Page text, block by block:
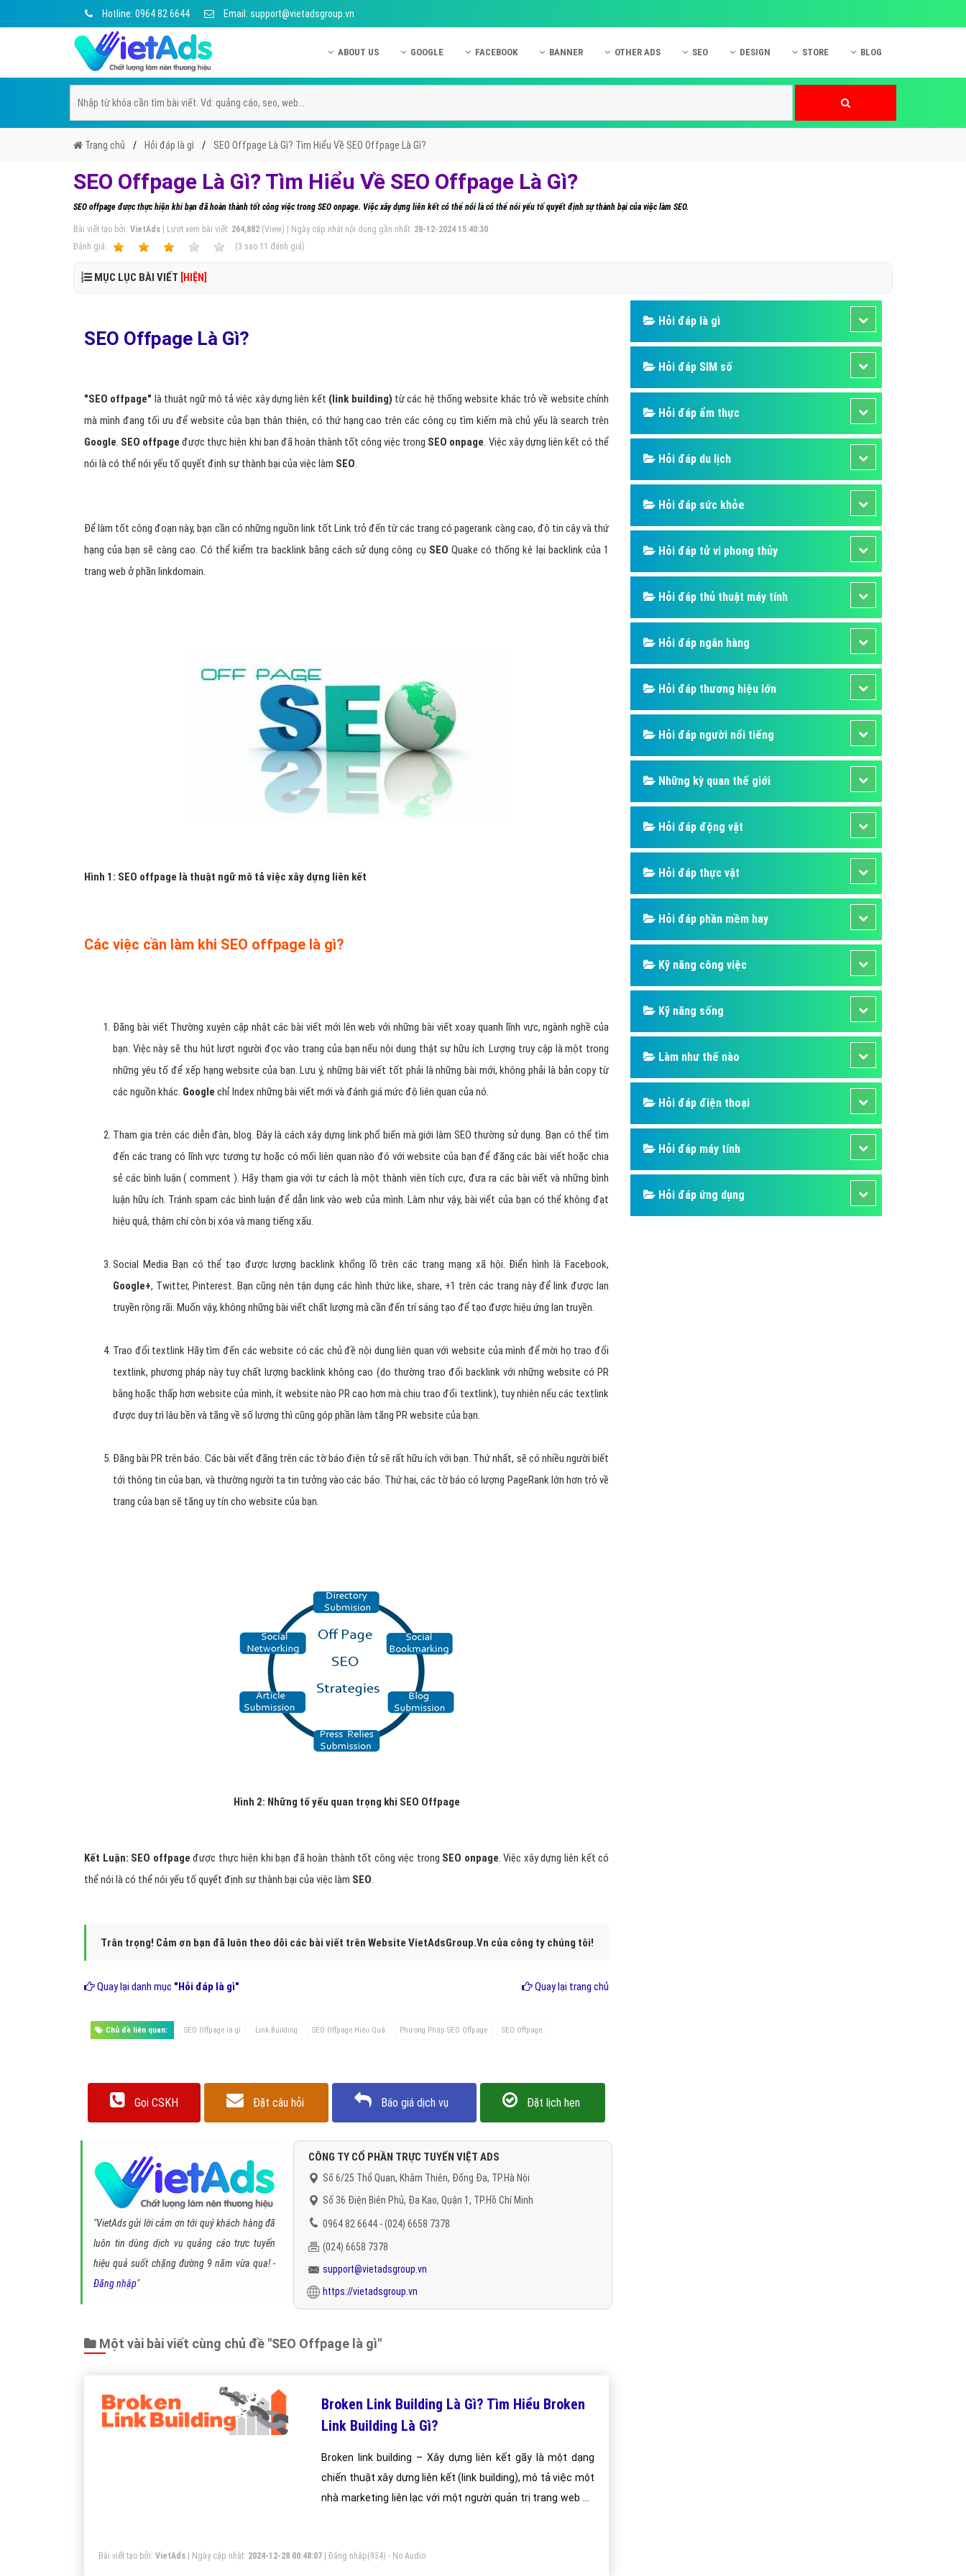
Hotline: 0964 82 6644 Email: support@vietadsgroup.vn
ABOUT US
Chính sách bảo mật Việt Ads
GOOGLE
Dịch vụ quảng cáo Google
Các hình thức quảng cáo Google
FACEBOOK
Hỏi đáp Facebook
BANNER OTHER ADS
Dịch vụ Domain & Hosting
Hỏi đáp phần mềm
Hỏi đáp quảng cáo TVC
Hỏi đáp quảng cáo Skype
Hỏi đáp Domain & Hosting
Hỏi đáp viết bài Marketing
Quảng cáo Youtube
Dịch vụ quảng cáo Youtube
Thiết kế ứng dụng
Quảng cáo Cốc Cốc hiệu quả
Quảng cáo Zalo chuyên nghiệp
Định nghĩa
SEO DESIGN STORE BLOG
Trang chủ Hỏi đáp là gì SEO Offpage Là Gì? Tìm Hiểu Về SEO Offpage Là Gì?
SEO Offpage Là Gì? Tìm Hiểu Về SEO Offpage Là Gì?
SEO offpage được thực hiện khi bạn đã hoàn thành tốt công việc trong SEO onpage. Việc xây dựng liên kết có thể nói là có thể nói yếu tố quyết định sự thành bại của việc làm SEO.
Bài viết tạo bởi: VietAds | Lượt xem bài viết: 264,882 (View) | Ngày cập nhật nội dung gần nhất: 28-12-2024 15:40:30
Ðánh giá:
(3 sao 11 đánh giá)
MỤC LỤC BÀI VIẾT [HIỆN]
SEO Offpage Là Gì?
"SEO offpage" là thuật ngữ mô tả việc xây dựng liên kết (link building) từ các hệ thống website khác trỏ về website chính
mà mình đang tối ưu để website của bạn thân thiện, có thứ hạng cao trên các công cụ tìm kiếm mà chủ yếu là search trên
Google. SEO offpage được thực hiện khi bạn đã hoàn thành tốt công việc trong SEO onpage. Việc xây dựng liên kết có thể
nói là có thể nói yếu tố quyết định sự thành bại của việc làm SEO.
Để làm tốt công đoạn này, bạn cần có những nguồn link tốt Link trỏ đến từ các trang có pagerank càng cao, độ tin cậy và thứ
hạng của bạn sẽ càng cao. Có thể kiểm tra backlink bằng cách sử dụng công cụ SEO Quake có thống kê lại backlink của 1
trang web ở phần linkdomain.
Hình 1: SEO offpage là thuật ngữ mô tả việc xây dựng liên kết
Các việc cần làm khi SEO offpage là gì?
Đăng bài viết Thường xuyên cập nhật các bài viết mới lên web với những bài viết xoay quanh lĩnh vực, ngành nghề của
bạn. Việc này sẽ thu hút lượt người đọc vào trang của bạn nếu nội dung thật sự hữu ích. Lượng truy cập là một trong
những yêu tố để xếp hạng website của bạn. Lưu ý, những bài viết tốt phải là những bài mới, không phải là bản copy từ
các nguồn khác. Google chỉ Index những bài viết mới và đánh giá mức độ liên quan của nó.
Tham gia trên các diễn đàn, blog. Đây là cách xây dựng link phổ biến mà giới làm SEO thường sử dụng. Bạn có thể tìm
đến các trang có lĩnh vực tương tự hoặc có mối liên quan nào đó với website của bạn để đăng các bài viết hoặc chia
sẻ các bình luận ( comment ). Hãy thạm gia với tư cách là một thành viên tích cực, đưa ra các bài viết và những bình
luận hữu ích. Tránh spam các bình luận để dẫn link vào web của mình. Làm như vậy, bài viết của bạn có thể không đạt
hiệu quả, thậm chí còn bị xóa và mang tiếng xấu.
Social Media Bạn có thể tạo được lượng backlink khổng lồ trên các trang mạng xã hội. Điển hình là Facebook,
Google+, Twitter, Pinterest. Bạn cũng nên tận dụng các hình thức like, share, +1 trên các trang này để link được lan
truyền rộng rãi. Muốn vậy, không những bài viết chất lượng mà cần đến trí sáng tạo để tạo được hiệu ứng lan truyền.
Trao đổi textlink Hãy tìm đến các website có các chủ đề nội dung liên quan với website của mình để mời họ trao đổi
textlink, phương pháp này tuy chất lượng backlink không cao (do thường trao đổi backlink với những website có PR
bằng hoặc thấp hơn website của mình, ít website nào PR cao hơn mà chịu trao đổi textlink), tuy nhiên nếu các textlink
được duy trì lâu bền và tăng về số lượng thì cũng góp phần làm tăng PR website của bạn.
Đăng bài PR trên báo. Các bài viết đăng trên các tờ báo điện tử sẽ rất hữu ích với bạn. Thứ nhất, sẽ có nhiều người biết
tới thông tin của bạn, và thường người ta tin tưởng vào các báo. Thứ hai, các tờ báo có lượng PageRank lớn hơn trỏ về
trang của bạn sẽ tăng uy tín cho website của bạn.
Hình 2: Những tố yếu quan trọng khi SEO Offpage
Kết Luận: SEO offpage được thực hiện khi bạn đã hoàn thành tốt công việc trong SEO onpage. Việc xây dựng liên kết có
thể nói là có thể nói yếu tố quyết định sự thành bại của việc làm SEO.
Trân trọng! Cảm ơn bạn đã luôn theo dõi các bài viết trên Website VietAdsGroup.Vn của công ty chúng tôi!
Quay lại danh mục "Hỏi đáp là gì" Quay lại trang chủ
Chủ đề liên quan: SEO Offpage là gì Link Building SEO Offpage Hiệu Quả Phương Pháp SEO Offpage SEO Offpage
Gọi CSKH Đặt câu hỏi Báo giá dịch vụ Đặt lịch hẹn
"VietAds gửi lời cảm ơn tới quý khách hàng đã
luôn tin dùng dịch vụ quảng cáo trực tuyến
hiệu quả suốt chặng đường 9 năm vừa qua! -
Đăng nhập"
CÔNG TY CỔ PHẦN TRỰC TUYẾN VIỆT ADS
Số 6/25 Thổ Quan, Khâm Thiên, Đống Đa, TP.Hà Nội
Số 36 Điện Biên Phủ, Đa Kao, Quận 1, TP.Hồ Chí Minh
0964 82 6644 - (024) 6658 7378
(024) 6658 7378
support@vietadsgroup.vn
https://vietadsgroup.vn
Một vài bài viết cùng chủ đề "SEO Offpage là gì"
Broken Link Building Là Gì? Tìm Hiểu Broken
Link Building Là Gì?
Broken link building – Xây dựng liên kết gãy là một dạng
chiến thuật xây dựng liên kết (link building), mô tả việc một
nhà marketing liên lạc với một người quản trị trang web có
bao gồm trang web mục tiêu của mình.
Bài viết tạo bởi: VietAds | Ngày cập nhật: 2024-12-28 00:48:07 Đăng nhập(934) - No Audio
Hỏi đáp là gì
Hỏi đáp SIM số
Hỏi đáp ẩm thực
Hỏi đáp du lịch
Hỏi đáp sức khỏe
Hỏi đáp tử vi phong thủy
Hỏi đáp thủ thuật máy tính
Hỏi đáp ngân hàng
Hỏi đáp thương hiệu lớn
Hỏi đáp người nổi tiếng
Những kỳ quan thế giới
Hỏi đáp động vật
Hỏi đáp thực vật
Hỏi đáp phần mềm hay
Kỹ năng công việc
Kỹ năng sống
Làm như thế nào
Hỏi đáp điện thoại
Hỏi đáp máy tính
Hỏi đáp ứng dụng